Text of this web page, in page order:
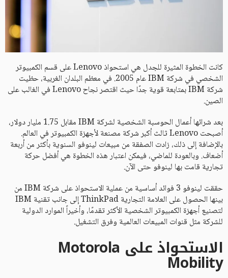
كانت الخطوة المثيرة للجدل هي استحواذ Lenovo على قسم الكمبيوتر
الشخصي في شركة IBM عام 2005. في معظم البلدان الغربية، حظيت
شركة IBM بمتابعة قوية جدًا حيث اقتصر نجاح Lenovo في الغالب على
الصين.
بعد شرائها أعمال الحوسبة الشخصية لشركة IBM مقابل 1.75 مليار دولار،
أصبحت Lenovo ثالث أكبر شركة مصنعة لأجهزة الكمبيوتر في العالم.
بالإضافة إلى ذلك، زادت الصفقة من مبيعات لينوفو السنوية بأكثر من أربعة
أضعاف. وبالعودة للماضي، فيمكن اعتبار هذه الخطوة هي أفضل حركة
تجارية قامت بها لينوفو حتى الآن.
حققت لينوفو 3 فوائد أساسية من عملية الاستحواذ على شركة IBM من
بينها الحصول على العلامة التجارية ThinkPad إلى جانب تقنية IBM
لتصنيع أجهزة الكمبيوتر الشخصية الأكثر تقدمًا، وأخيراً الموارد الدولية
للشركة مثل قنوات المبيعات العالمية وفرق التشغيل.
الاستحواذ على Motorola
Mobility